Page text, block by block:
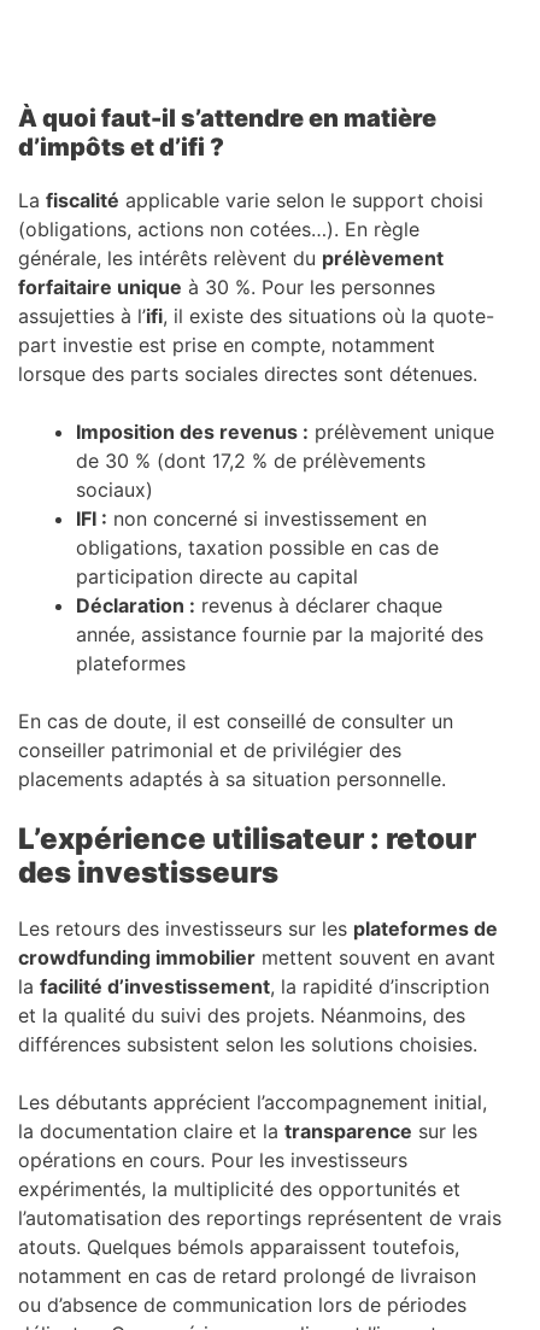
À quoi faut-il s’attendre en matière
d’impôts et d’ifi ?
La fiscalité applicable varie selon le support choisi
(obligations, actions non cotées…). En règle
générale, les intérêts relèvent du prélèvement
forfaitaire unique à 30 %. Pour les personnes
assujetties à l’ifi, il existe des situations où la quote-
part investie est prise en compte, notamment
lorsque des parts sociales directes sont détenues.
Imposition des revenus : prélèvement unique
de 30 % (dont 17,2 % de prélèvements
sociaux)
IFI : non concerné si investissement en
obligations, taxation possible en cas de
participation directe au capital
Déclaration : revenus à déclarer chaque
année, assistance fournie par la majorité des
plateformes
En cas de doute, il est conseillé de consulter un
conseiller patrimonial et de privilégier des
placements adaptés à sa situation personnelle.
L’expérience utilisateur : retour
des investisseurs
Les retours des investisseurs sur les plateformes de
crowdfunding immobilier mettent souvent en avant
la facilité d’investissement, la rapidité d’inscription
et la qualité du suivi des projets. Néanmoins, des
différences subsistent selon les solutions choisies.
Les débutants apprécient l’accompagnement initial,
la documentation claire et la transparence sur les
opérations en cours. Pour les investisseurs
expérimentés, la multiplicité des opportunités et
l’automatisation des reportings représentent de vrais
atouts. Quelques bémols apparaissent toutefois,
notamment en cas de retard prolongé de livraison
ou d’absence de communication lors de périodes